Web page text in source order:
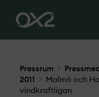
Pressrum
2011
Malmö och
vindkraftligan